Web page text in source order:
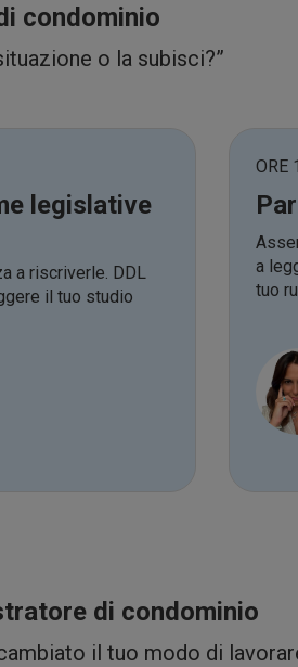
condominio
o la subisci?”
legislative
a riscriverle. DDL
il tuo studio
ORE
a
tuo
di condominio
il tuo modo di